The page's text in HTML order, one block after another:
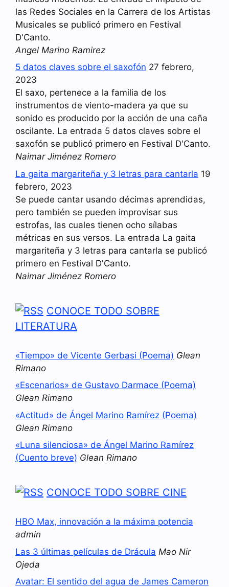
las Redes Sociales en la Carrera de los Artistas
Musicales se publicó primero en Festival
D'Canto.
Angel Marino Ramirez
5 datos claves sobre el saxofón 27 febrero,
2023
El saxo, pertenece a la familia de los
instrumentos de viento-madera ya que su
sonido es producido por la acción de una caña
oscilante. La entrada 5 datos claves sobre el
saxofón se publicó primero en Festival D'Canto.
Naimar Jiménez Romero
La gaita margariteña y 3 letras para cantarla 19
febrero, 2023
Se puede cantar usando décimas aprendidas,
pero también se pueden improvisar sus
estrofas, las cuales tienen ocho sílabas
métricas en sus versos. La entrada La gaita
margariteña y 3 letras para cantarla se publicó
primero en Festival D'Canto.
Naimar Jiménez Romero
CONOCE TODO SOBRE
LITERATURA
«Tiempo» de Vicente Gerbasi (Poema) Glean
Rimano
«Escenarios» de Gustavo Darmace (Poema)
Glean Rimano
«Actitud» de Ángel Marino Ramírez (Poema)
Glean Rimano
«Luna silenciosa» de Ángel Marino Ramírez
(Cuento breve) Glean Rimano
CONOCE TODO SOBRE CINE
HBO Max, innovación a la máxima potencia
admin
Las 3 últimas películas de Drácula Mao Nir
Ojeda
Avatar: El sentido del agua de James Cameron